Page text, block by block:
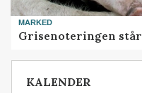
MARKED
Grisenoteringen
KALENDER